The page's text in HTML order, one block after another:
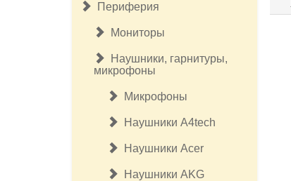
Периферия
Мониторы
Наушники, гарнитуры,
микрофоны
Микрофоны
Наушники A4tech
Наушники Acer
Наушники AKG